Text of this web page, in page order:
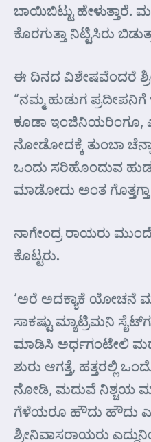
ಬಾಯಿಬಿಟ್ಟು ಹೇಳುತ್ತಾರೆ.
ಕೊರಗುತ್ತಾ ನಿಟ್ಟಿಸಿರು
ಈ ದಿನದ ವಿಶೇಷವೆಂದರೆ
“ನಮ್ಮ ಹುಡುಗ
ಕೂಡಾ ಇಂಜಿನಿಯರಿಂಗೂ,
ನೋಡೋದಕ್ಕೆ ತುಂಬಾ
ಒಂದು ಸರಿಹೊಂದುವ
ಮಾಡೋದು ಅಂತ ಗೊತ್ತಗ್ತಾ
ನಾಗೇಂದ್ರ ರಾಯರು
ಕೊಟ್ಟರು.
‘ಅರೆ ಅದಕ್ಯಾಕೆ ಯೋಚನೆ
ಸಾಕಷ್ಟು ಮ್ಯಾಟ್ರಿಮನಿ
ಮಾಡಿಸಿ ಅರ್ಧಗಂಟೇಲಿ
ಶುರು ಆಗತ್ತೆ, ಹತ್ತರಲ್ಲಿ
ನೋಡಿ, ಮದುವೆ ನಿಶ್ಚಯ
ಗೆಳೆಯರೂ ಹೌದು ಹೌದು
ಶ್ರೀನಿವಾಸರಾಯರು